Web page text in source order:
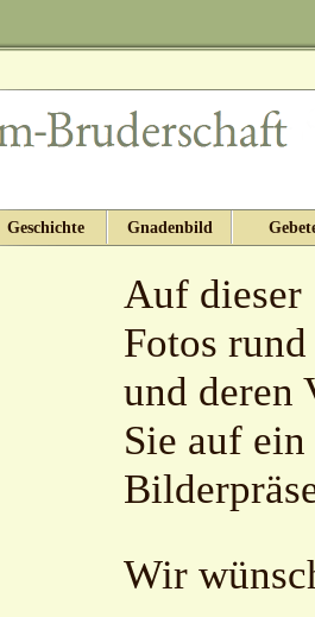
Geschichte Gnadenbild
Auf dieser
Fotos
und deren
Sie auf
Wir